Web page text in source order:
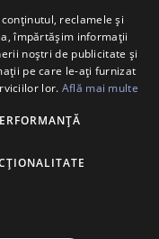
reclamele și
împărtășim informații
noștri de publicitate și
pe care le-ați furnizat
lor. Află mai multe